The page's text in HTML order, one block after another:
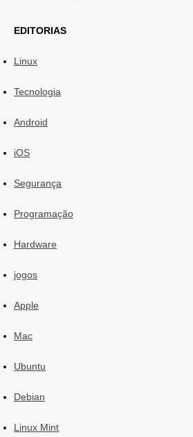
EDITORIAS
Linux
Tecnologia
Android
iOS
Segurança
Programação
Hardware
jogos
Apple
Mac
Ubuntu
Debian
Linux Mint